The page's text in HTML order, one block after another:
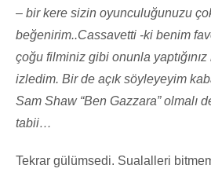
– bir kere sizin oyunculuğunuzu
beğenirim..Cassavetti -ki benim
çoğu filminiz gibi onunla
izledim. Bir de açık söyleyeyim
Sam Shaw “Ben Gazzara” olmalı
tabii…
Tekrar gülümsedi. Sualalleri